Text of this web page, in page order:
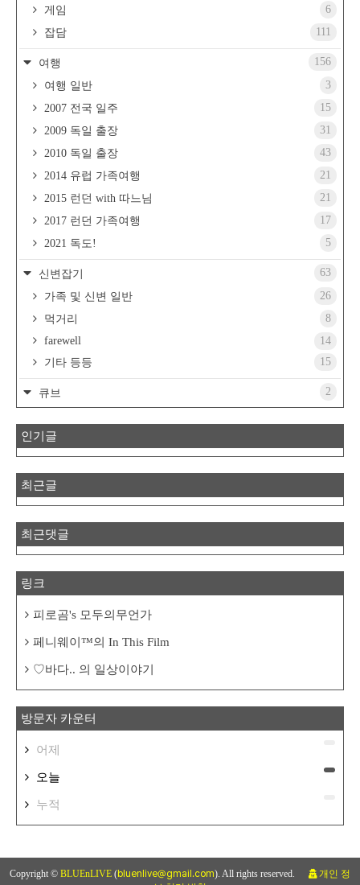
게임
6
잡담
111
여행
156
여행 일반
3
2007 전국 일주
15
2009 독일 출장
31
2010 독일 출장
43
2014 유럽 가족여행
21
2015 런던 with 따느님
21
2017 런던 가족여행
17
2021 독도!
5
신변잡기
63
가족 및 신변 일반
26
먹거리
8
farewell
14
기타 등등
15
큐브 2
인기글
최근글
최근댓글
링크
피로곰's 모두의무언가
페니웨이™의 In This Film
♡바다.. 의 일상이야기
방문자 카운터
어제
오늘
누적
Copyright © BLUEnLIVE (bluenlive@gmail.com). All rights reserved.
개인 정